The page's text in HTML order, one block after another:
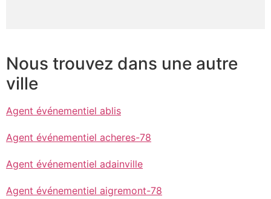
Nous trouvez dans une autre
ville
Agent événementiel ablis
Agent événementiel acheres-78
Agent événementiel adainville
Agent événementiel aigremont-78